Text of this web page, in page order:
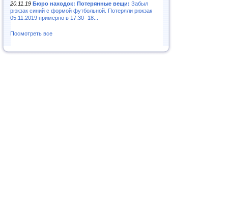
20.11.19 Бюро находок: Потерянные вещи: Забыл
рюкзак синий с формой футбольной. Потеряли рюкзак
05.11.2019 примерно в 17.30- 18...
Посмотреть все